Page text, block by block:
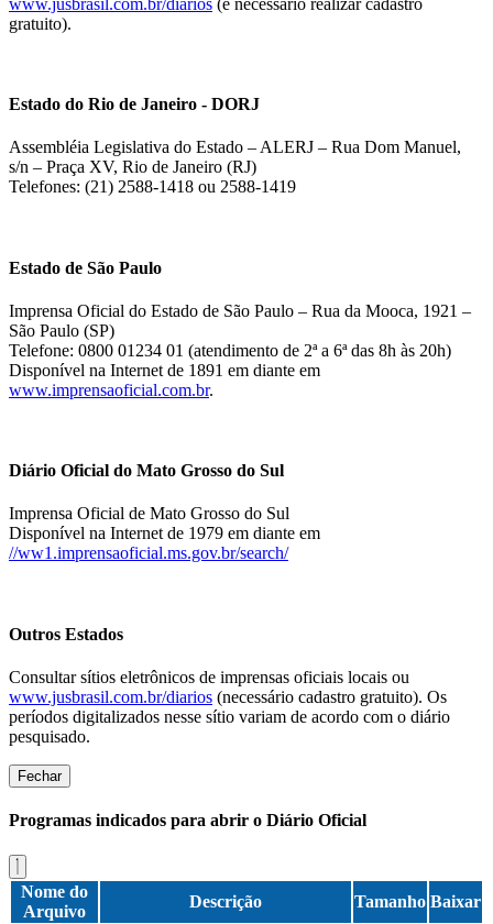
gratuito).
Estado do Rio de Janeiro - DORJ
Assembléia Legislativa do Estado – ALERJ – Rua Dom Manuel,
s/n – Praça XV, Rio de Janeiro (RJ)
Telefones: (21) 2588-1418 ou 2588-1419
Estado de São Paulo
Imprensa Oficial do Estado de São Paulo – Rua da Mooca, 1921 –
São Paulo (SP)
Telefone: 0800 01234 01 (atendimento de 2ª a 6ª das 8h às 20h)
Disponível na Internet de 1891 em diante em
www.imprensaoficial.com.br.
Diário Oficial do Mato Grosso do Sul
Imprensa Oficial de Mato Grosso do Sul
Disponível na Internet de 1979 em diante em
//ww1.imprensaoficial.ms.gov.br/search/
Outros Estados
Consultar sítios eletrônicos de imprensas oficiais locais ou
www.jusbrasil.com.br/diarios (necessário cadastro gratuito). Os
períodos digitalizados nesse sítio variam de acordo com o diário
pesquisado.
Fechar
Programas indicados para abrir o Diário Oficial
Nome do
Arquivo
Descrição Tamanho Baixar